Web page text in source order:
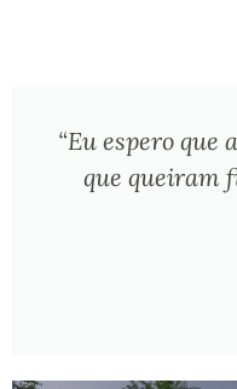
“Eu espero que
que queiram